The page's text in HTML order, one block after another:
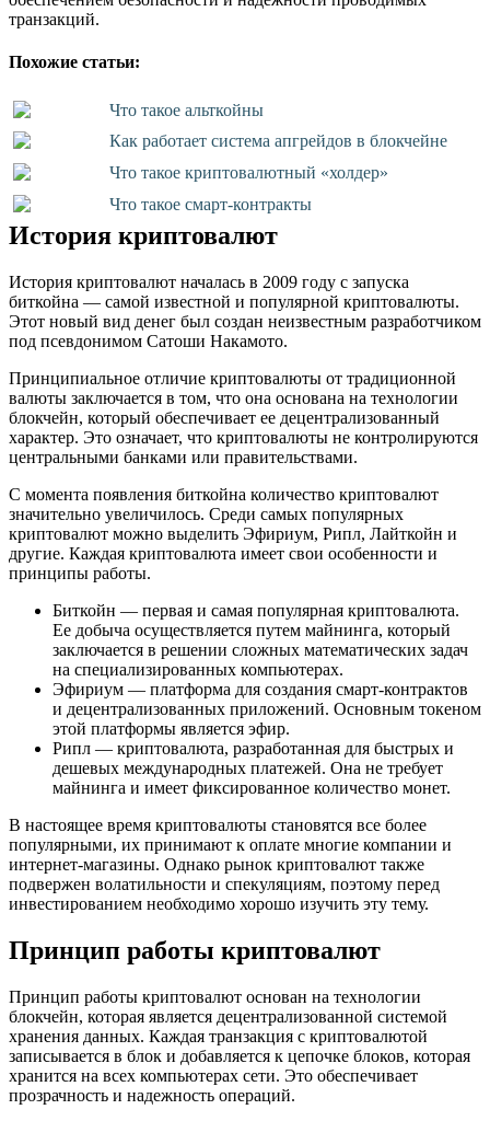
транзакций.
Похожие статьи:
Что такое альткойны
Как работает система апгрейдов в блокчейне
Что такое криптовалютный «холдер»
Что такое смарт-контракты
История криптовалют
История криптовалют началась в 2009 году с запуска
биткойна — самой известной и популярной криптовалюты.
Этот новый вид денег был создан неизвестным разработчиком
под псевдонимом Сатоши Накамото.
Принципиальное отличие криптовалюты от традиционной
валюты заключается в том, что она основана на технологии
блокчейн, который обеспечивает ее децентрализованный
характер. Это означает, что криптовалюты не контролируются
центральными банками или правительствами.
С момента появления биткойна количество криптовалют
значительно увеличилось. Среди самых популярных
криптовалют можно выделить Эфириум, Рипл, Лайткойн и
другие. Каждая криптовалюта имеет свои особенности и
принципы работы.
Биткойн — первая и самая популярная криптовалюта.
Ее добыча осуществляется путем майнинга, который
заключается в решении сложных математических задач
на специализированных компьютерах.
Эфириум — платформа для создания смарт-контрактов
и децентрализованных приложений. Основным токеном
этой платформы является эфир.
Рипл — криптовалюта, разработанная для быстрых и
дешевых международных платежей. Она не требует
майнинга и имеет фиксированное количество монет.
В настоящее время криптовалюты становятся все более
популярными, их принимают к оплате многие компании и
интернет-магазины. Однако рынок криптовалют также
подвержен волатильности и спекуляциям, поэтому перед
инвестированием необходимо хорошо изучить эту тему.
Принцип работы криптовалют
Принцип работы криптовалют основан на технологии
блокчейн, которая является децентрализованной системой
хранения данных. Каждая транзакция с криптовалютой
записывается в блок и добавляется к цепочке блоков, которая
хранится на всех компьютерах сети. Это обеспечивает
прозрачность и надежность операций.